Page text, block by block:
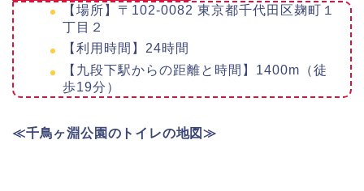
【場所】〒102-0082 東京都千代田区麹町１
丁目２
【利用時間】24時間
【九段下駅からの距離と時間】1400m（徒
歩19分）
≪千鳥ヶ淵公園のトイレの地図≫